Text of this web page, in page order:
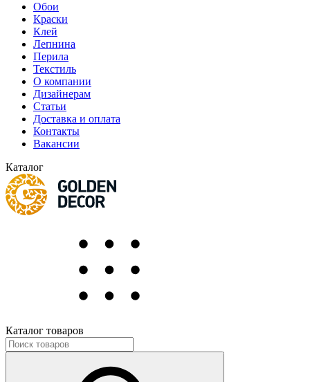
Обои
Краски
Клей
Лепнина
Перила
Текстиль
О компании
Дизайнерам
Статьи
Доставка и оплата
Контакты
Вакансии
Каталог
Каталог товаров